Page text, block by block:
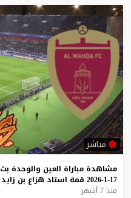
مباشر
مشاهدة مباراة العين والوحدة بث
17-1-2026
قمة استاد هزاع بن زايد
منذ 7 أشهر